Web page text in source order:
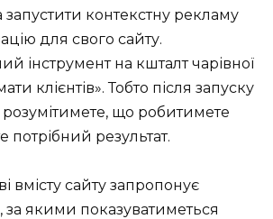
запустити контекстну рекламу
для свого сайту.
інструмент на кшталт чарівної
клієнтів». Тобто після запуску
розумітимете, що робитимете
потрібний результат.
вмісту сайту запропонує
за якими показуватиметься